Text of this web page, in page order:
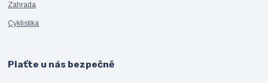
Zahrada
Cyklistika
Plaťte u nás bezpečně